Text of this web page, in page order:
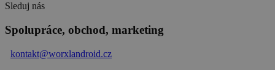
Sleduj nás
Spolupráce, obchod, marketing
kontakt@worxlandroid.cz